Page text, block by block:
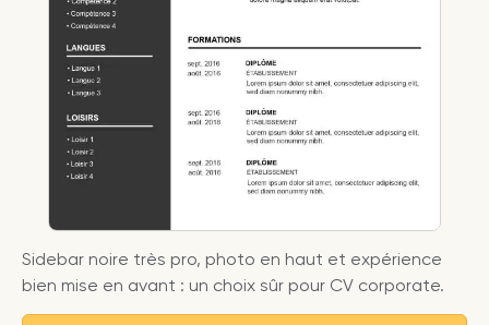
Sidebar noire très pro, photo en haut et expérience
bien mise en avant : un choix sûr pour CV corporate.